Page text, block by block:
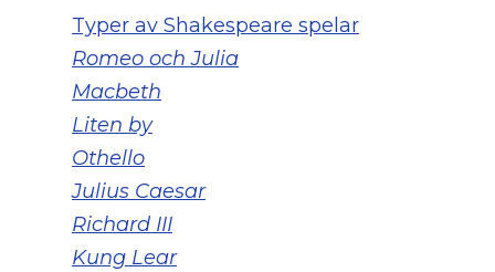
Typer av Shakespeare spelar
Romeo och Julia
Macbeth
Liten by
Othello
Julius Caesar
Richard III
Kung Lear